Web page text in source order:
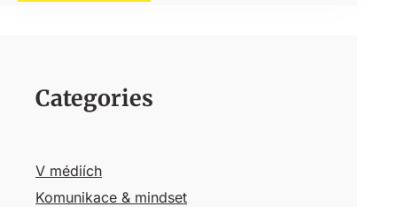
Categories
V médiích
Komunikace & mindset